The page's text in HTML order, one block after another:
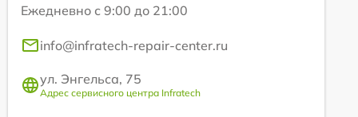
Ежедневно с 9:00 до 21:00
info@infratech-repair-center.ru
ул. Энгельса, 75
Адрес сервисного центра Infratech